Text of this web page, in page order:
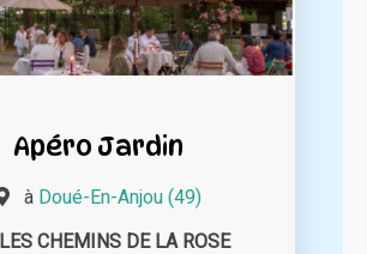
Apéro Jardin
à Doué-En-Anjou (49)
LES CHEMINS DE LA ROSE